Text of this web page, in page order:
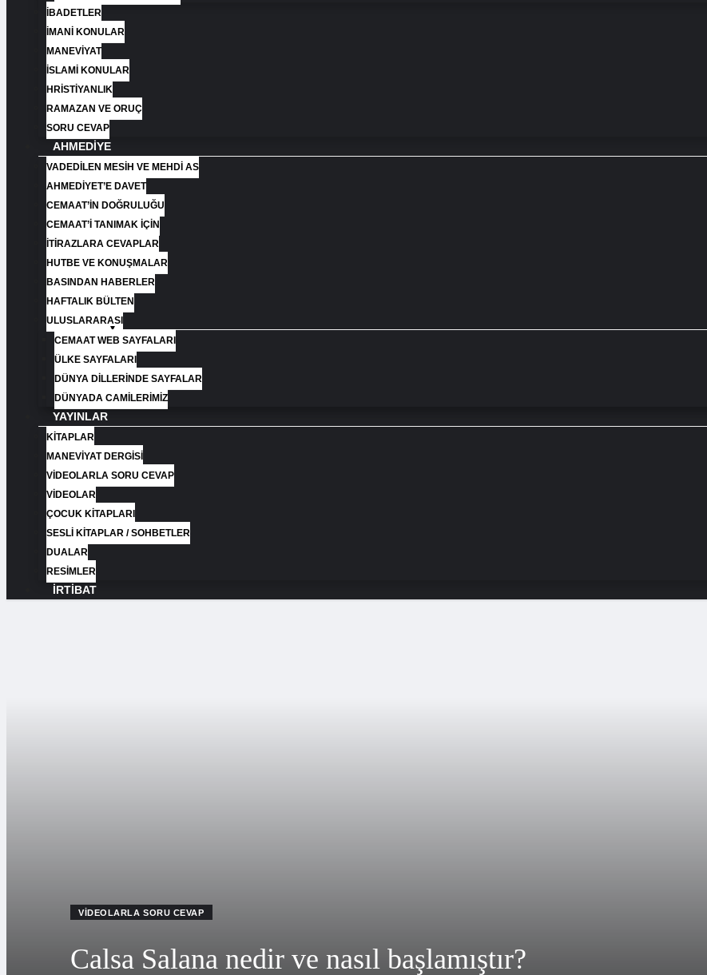
İBADETLER
İMANİ KONULAR
MANEVİYAT
İSLAMİ KONULAR
HRİSTİYANLIK
RAMAZAN VE ORUÇ
SORU CEVAP
AHMEDIYE
VADEDILEN MESIH VE MEHDI AS
AHMEDIYET’E DAVET
CEMAAT’İN DOĞRULUĞU
CEMAAT’İ TANIMAK İÇIN
İTIRAZLARA CEVAPLAR
HUTBE VE KONUŞMALAR
BASINDAN HABERLER
HAFTALIK BÜLTEN
ULUSLARARASI
CEMAAT WEB SAYFALARI
ÜLKE SAYFALARI
DÜNYA DILLERINDE SAYFALAR
DÜNYADA CAMILERIMIZ
YAYINLAR
KITAPLAR
MANEVIYAT DERGISI
VIDEOLARLA SORU CEVAP
VIDEOLAR
ÇOCUK KİTAPLARI
SESLI KİTAPLAR / SOHBETLER
DUALAR
RESIMLER
İRTIBAT
VIDEOLARLA SORU CEVAP
Calsa Salana nedir ve nasıl başlamıştır?